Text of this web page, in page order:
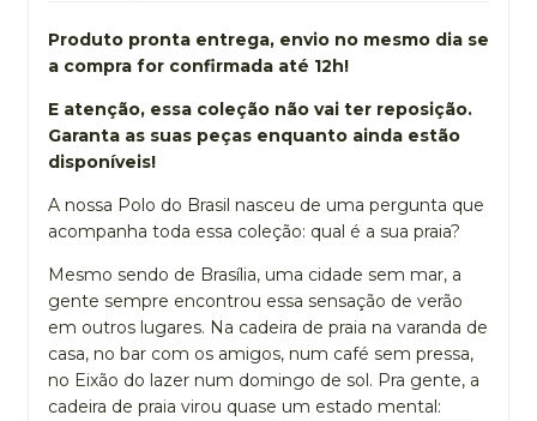
Produto pronta entrega, envio no mesmo dia se
a compra for confirmada até 12h!
E atenção, essa coleção não vai ter reposição.
Garanta as suas peças enquanto ainda estão
disponíveis!
A nossa Polo do Brasil nasceu de uma pergunta que
acompanha toda essa coleção: qual é a sua praia?
Mesmo sendo de Brasília, uma cidade sem mar, a
gente sempre encontrou essa sensação de verão
em outros lugares. Na cadeira de praia na varanda de
casa, no bar com os amigos, num café sem pressa,
no Eixão do lazer num domingo de sol. Pra gente, a
cadeira de praia virou quase um estado mental: